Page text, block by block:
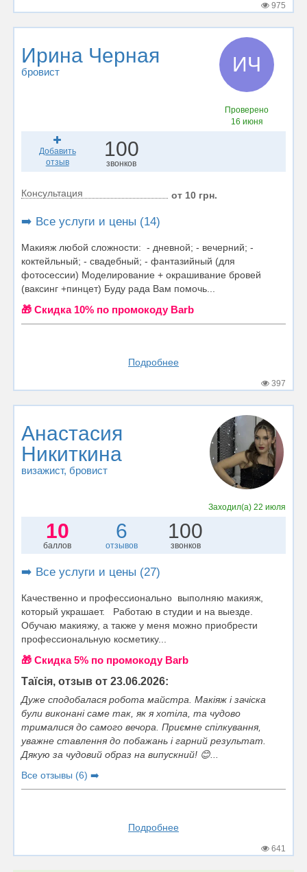
975
Ирина Черная
бровист ИЧ
Проверено
16 июня
Добавить
отзыв
100
звонков
Консультация от 10 грн.
➡️ Все услуги и цены (14)
Макияж любой сложности: - дневной; - вечерний; -
коктейльный; - свадебный; - фантазийный (для
фотосессии) Моделирование + окрашивание бровей
(ваксинг +пинцет) Буду рада Вам помочь...
🎁 Cкидка 10% по промокоду Barb
Подробнее
397
Анастасия
Никиткина
визажист, бровист
Заходил(а) 22 июля
10
баллов
6
отзывов
100
звонков
➡️ Все услуги и цены (27)
Качественно и профессионально выполняю макияж,
который украшает. Работаю в студии и на выезде.
Обучаю макияжу, а также у меня можно приобрести
профессиональную косметику...
🎁 Cкидка 5% по промокоду Barb
Таїсія, отзыв от 23.06.2026:
Дуже сподобалася робота майстра. Макіяж і зачіска
були виконані саме так, як я хотіла, та чудово
трималися до самого вечора. Приємне спілкування,
уважне ставлення до побажань і гарний результат.
Дякую за чудовий образ на випускний! 😊...
Все отзывы (6) ➡️
Подробнее
641